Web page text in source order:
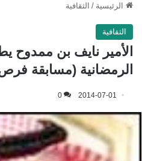
الرئيسية / الثقافية
الثقافية
الأمير نايف بن ممدوح
الرمضانية (مسابقة
2014-07-01
0